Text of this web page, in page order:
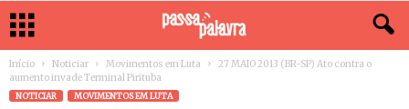
Início Noticiar Movimentos em Luta
27 MAIO 2013 (BR-SP) Ato contra o
aumento invade Terminal Pirituba
NOTICIAR MOVIMENTOS EM LUTA